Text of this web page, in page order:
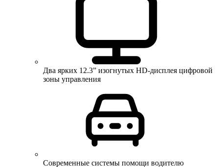
Два ярких 12.3” изогнутых HD-дисплея цифровой
зоны управления
Современные системы помощи водителю